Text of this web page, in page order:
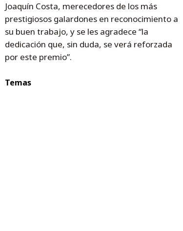
Joaquín Costa, merecedores de los más
prestigiosos galardones en reconocimiento a
su buen trabajo, y se les agradece “la
dedicación que, sin duda, se verá reforzada
por este premio”.
Temas